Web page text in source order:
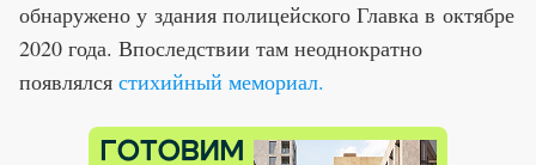
обнаружено у здания полицейского Главка в октябре
2020 года. Впоследствии там неоднократно
появлялся стихийный мемориал.